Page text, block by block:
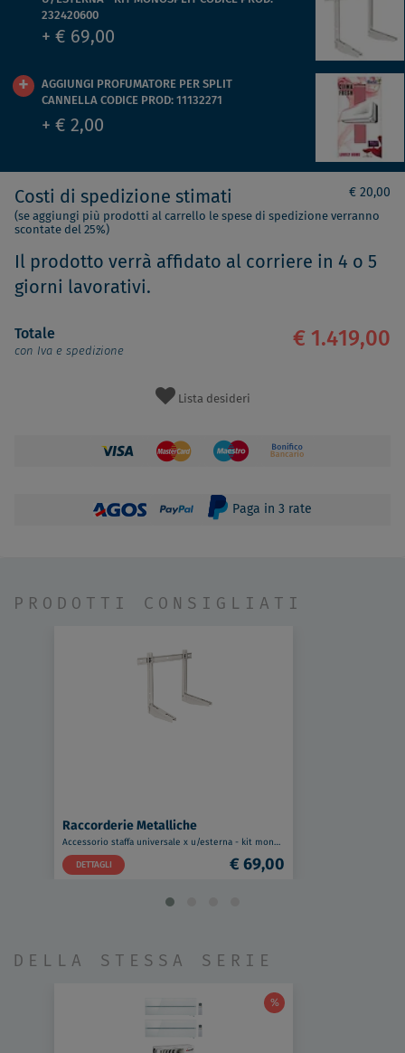
232420600
+ € 69,00
AGGIUNGI PROFUMATORE PER SPLIT
CANNELLA CODICE PROD: 11132271
+ € 2,00
Costi di spedizione stimati € 20,00
(se aggiungi più prodotti al carrello le spese di spedizione verranno
scontate del 25%)
Il prodotto verrà affidato al corriere in 4 o 5
giorni lavorativi.
Totale
con Iva e spedizione
€ 1.419,00
Lista desideri
Paga in 3 rate
PRODOTTI CONSIGLIATI
Raccorderie Metalliche
Accessorio staffa universale x u/esterna - kit monosplit codice prod: 232420600
DETTAGLI
€ 69,00
DELLA STESSA SERIE
%